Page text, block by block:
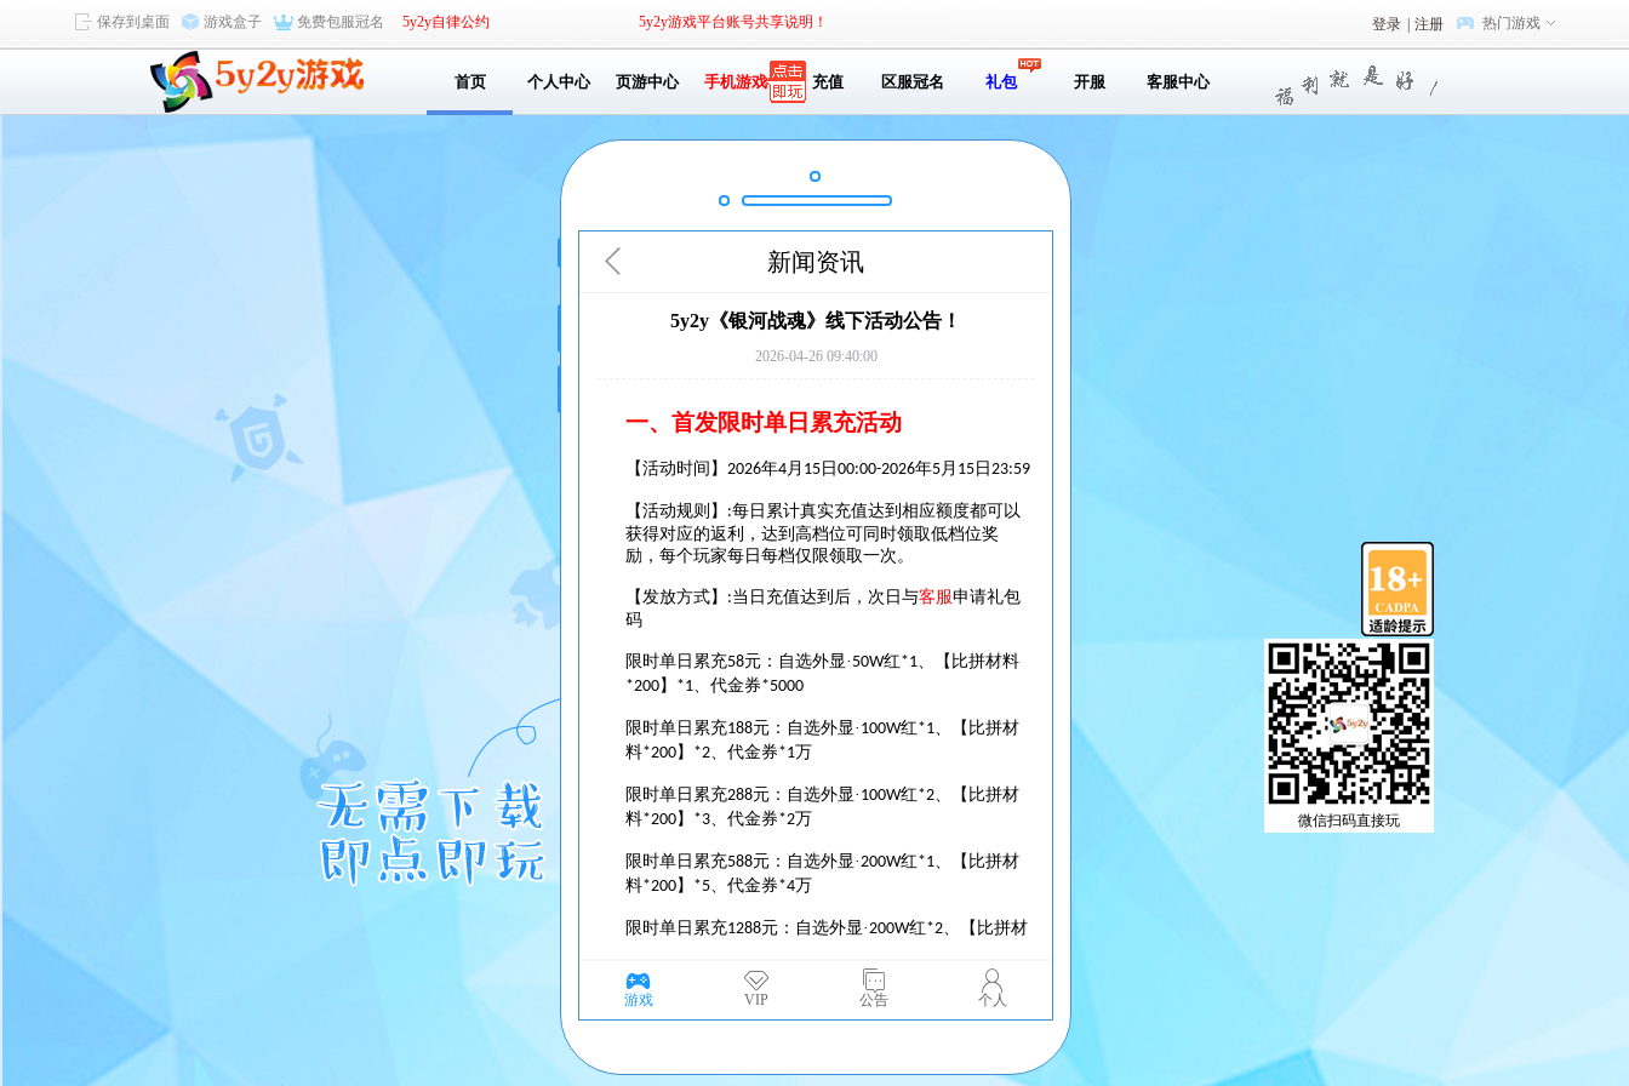
保存到桌面 游戏盒子 免费包服冠名 5y2y自律公约 5y2y游戏平台账号共享说明！ 热门游戏
登录 注册
首页 个人中心 页游中心 手机游戏 充值 区服冠名 礼包 开服 客服中心
微信扫码直接玩
新闻资讯
5y2y《银河战魂》线下活动公告！
2026-04-26 09:40:00
游戏 VIP 公告 个人